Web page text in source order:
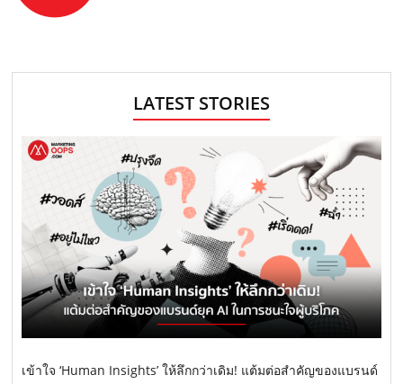
LATEST STORIES
เข้าใจ ‘Human Insights’ ให้ลึกกว่าเดิม! แต้มต่อสำคัญของแบรนด์